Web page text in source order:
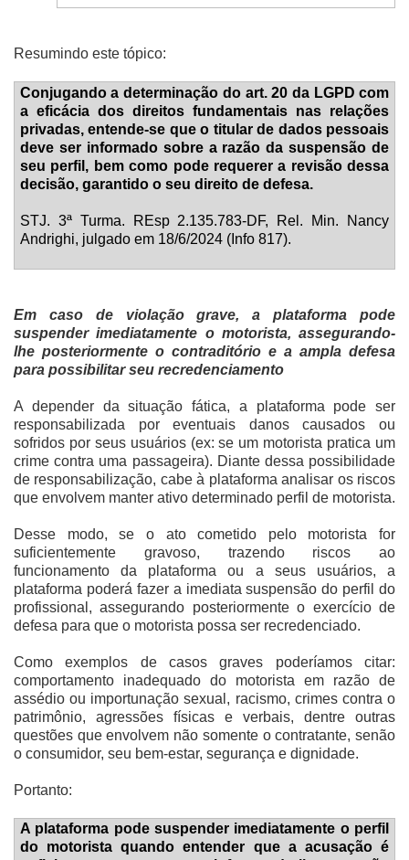
Resumindo este tópico:
Conjugando a determinação do art. 20 da LGPD com
a eficácia dos direitos fundamentais nas relações
privadas, entende-se que o titular de dados pessoais
deve ser informado sobre a razão da suspensão de
seu perfil, bem como pode requerer a revisão dessa
decisão, garantido o seu direito de defesa.
STJ. 3ª Turma. REsp 2.135.783-DF, Rel. Min. Nancy
Andrighi, julgado em 18/6/2024 (Info 817).
Em caso de violação grave, a plataforma pode
suspender imediatamente o motorista, assegurando-
lhe posteriormente o contraditório e a ampla defesa
para possibilitar seu recredenciamento
A depender da situação fática, a plataforma pode ser
responsabilizada por eventuais danos causados ou
sofridos por seus usuários (ex: se um motorista pratica um
crime contra uma passageira). Diante dessa possibilidade
de responsabilização, cabe à plataforma analisar os riscos
que envolvem manter ativo determinado perfil de motorista.
Desse modo, se o ato cometido pelo motorista for
suficientemente gravoso, trazendo riscos ao
funcionamento da plataforma ou a seus usuários, a
plataforma poderá fazer a imediata suspensão do perfil do
profissional, assegurando posteriormente o exercício de
defesa para que o motorista possa ser recredenciado.
Como exemplos de casos graves poderíamos citar:
comportamento inadequado do motorista em razão de
assédio ou importunação sexual, racismo, crimes contra o
patrimônio, agressões físicas e verbais, dentre outras
questões que envolvem não somente o contratante, senão
o consumidor, seu bem-estar, segurança e dignidade.
Portanto:
A plataforma pode suspender imediatamente o perfil
do motorista quando entender que a acusação é